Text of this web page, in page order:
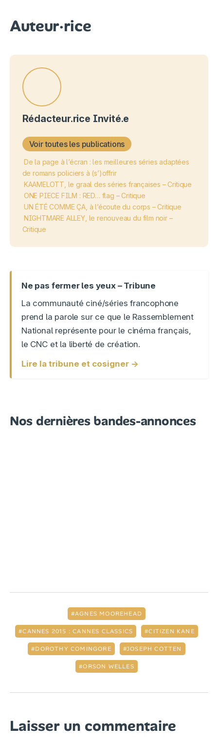
Auteur·rice
Rédacteur.rice Invité.e
Voir toutes les publications
De la page à l’écran : les meilleures séries adaptées
de romans policiers à (s’)offrir
KAAMELOTT, le graal des séries françaises – Critique
ONE PIECE FILM : RED… flag – Critique
UN ÉTÉ COMME ÇA, à l’écoute du corps – Critique
NIGHTMARE ALLEY, le renouveau du film noir –
Critique
Ne pas fermer les yeux – Tribune
La communauté ciné/séries francophone
prend la parole sur ce que le Rassemblement
National représente pour le cinéma français,
le CNC et la liberté de création.
Lire la tribune et cosigner →
Nos dernières bandes-annonces
AGNES MOOREHEAD
CANNES 2015 : CANNES CLASSICS CITIZEN KANE
DOROTHY COMINGORE JOSEPH COTTEN
ORSON WELLES
Laisser un commentaire